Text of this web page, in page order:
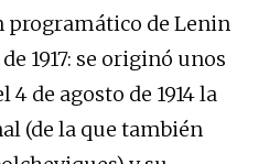
de Lenin
1917: se originó unos
4 de agosto de 1914 la
(de la que también